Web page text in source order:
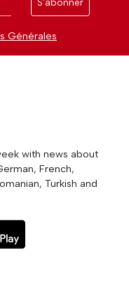
Générales
with news about
French,
Turkish and